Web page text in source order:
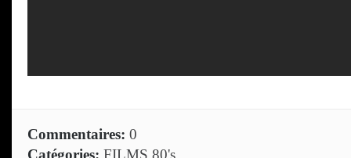
Commentaires: 0
Catégories: FILMS 80's